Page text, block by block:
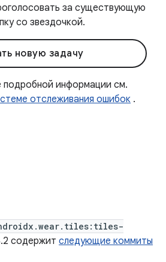
за существующую
со звездочкой.
новую задачу
подробной информации см.
отслеживания ошибок .
содержит следующие коммиты